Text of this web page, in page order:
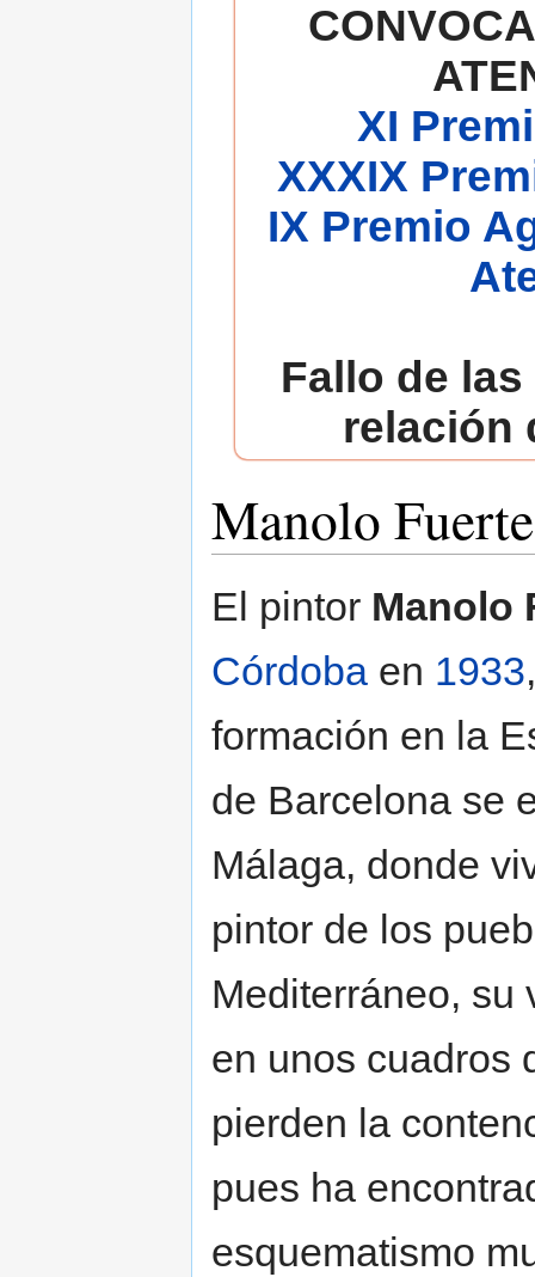
XI
XXXIX
IX Premio
Fallo de
relación
Manolo
El pintor Manolo
Córdoba en 1933
formación en la
de Barcelona se
Málaga, donde
pintor de los
Mediterráneo, su
en unos cuadros
pierden la
pues ha
esquematismo